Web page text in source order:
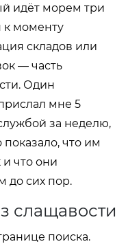
идёт морем три
к моменту
складов или
— часть
Один
мне 5
за неделю,
что им
что они
до сих пор.
слащавости
поиска.